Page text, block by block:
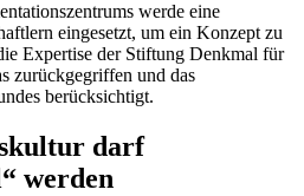
werde eine
eingesetzt, um ein Konzept zu
Expertise der Stiftung Denkmal für
zurückgegriffen und das
berücksichtigt.
darf
werden